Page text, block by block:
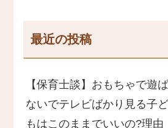
最近の投稿
【保育士談】おもちゃで遊ば
ないでテレビばかり見る子ど
もはこのままでいいの?理由